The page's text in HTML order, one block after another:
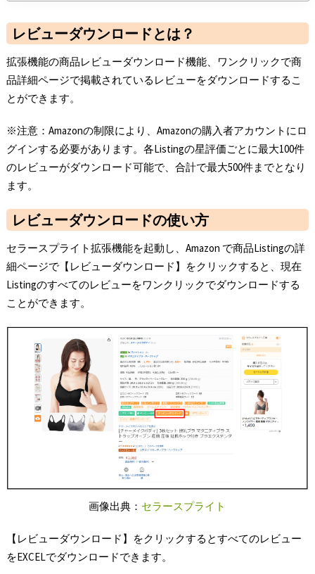
レビューダウンロードとは？
拡張機能の商品レビューダウンロード機能、ワンクリックで商
品詳細ページで掲載されているレビューをダウンロードするこ
とができます。
※注意：Amazonの制限により、Amazonの購入者アカウントにロ
グインする必要があります。各Listingの星評価ごとに最大100件
のレビューがダウンロード可能で、合計で最大500件までとなり
ます。
レビューダウンロードの使い方
セラースプライト拡張機能を起動し、Amazon で商品Listingの詳
細ページで【レビューダウンロード】をクリックすると、現在
Listingのすべてのレビューをワンクリックでダウンロードする
ことができます。
画像出典： セラースプライト
【レビューダウンロード】をクリックするとすべてのレビュー
をEXCELでダウンロードできます。